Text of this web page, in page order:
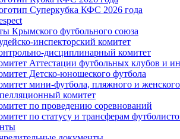
Суперкубка КФС 2026 года
Крымского футбольного союза
инспекторский комитет
дисциплинарный комитет
Аттестации футбольных клубов и
Детско-юношеского футбола
мини-футбола, пляжного и
комитет
по проведению соревнований
по статусу и трансферам